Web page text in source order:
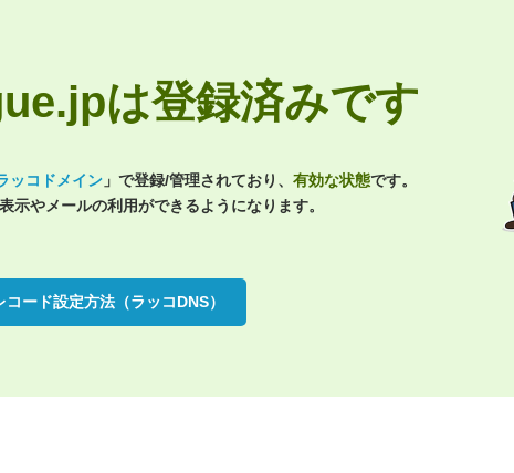
は登録済みです
ッコドメイン 」で登録/管理されており、 有効な状態です。
やメールの利用ができるようになります。
コード設定方法（ラッコDNS）